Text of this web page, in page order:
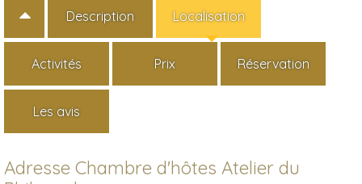
Description Localisation
Activités Prix Réservation
Les avis
Adresse Chambre d'hôtes Atelier du